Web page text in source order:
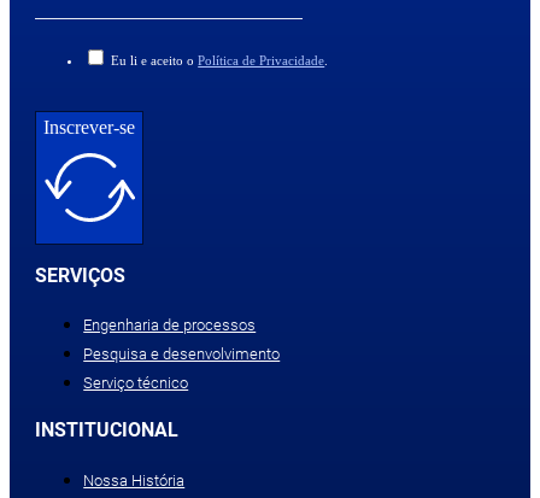
Eu li e aceito oPolítica de Privacidade
Inscrever-se
SERVIÇOS
Engenharia de processos
Pesquisa e desenvolvimento
Serviço técnico
INSTITUCIONAL
Nossa História